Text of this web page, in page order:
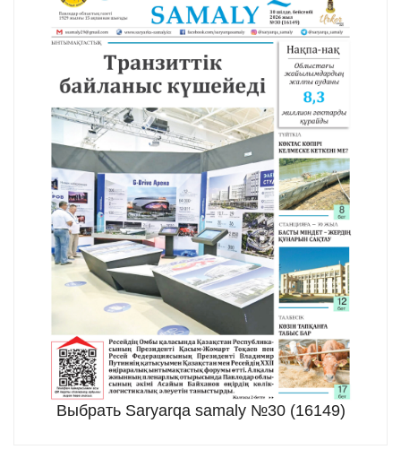
Выбрать Saryarqa samaly №30 (16149)